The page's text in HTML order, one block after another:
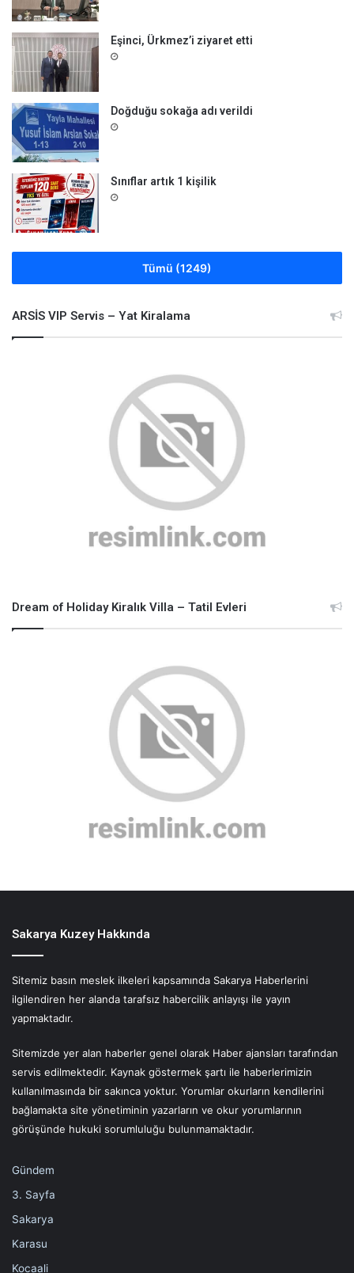
Eşinci, Ürkmez’i ziyaret etti
Doğduğu sokağa adı verildi
Sınıflar artık 1 kişilik
Tümü (1249)
ARSİS VIP Servis – Yat Kiralama
Dream of Holiday Kiralık Villa – Tatil Evleri
Sakarya Kuzey Hakkında
Sitemiz basın meslek ilkeleri kapsamında Sakarya Haberlerini
ilgilendiren her alanda tarafsız habercilik anlayışı ile yayın
yapmaktadır.
Sitemizde yer alan haberler genel olarak Haber ajansları tarafından
servis edilmektedir. Kaynak göstermek şartı ile haberlerimizin
kullanılmasında bir sakınca yoktur. Yorumlar okurların kendilerini
bağlamakta site yönetiminin yazarların ve okur yorumlarının
görüşünde hukuki sorumluluğu bulunmamaktadır.
Gündem
3. Sayfa
Sakarya
Karasu
Kocaali